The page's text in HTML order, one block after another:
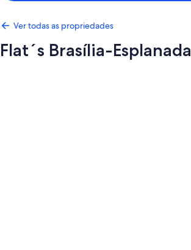
Ver todas as propriedades
Flat´s Brasília-Esplanada